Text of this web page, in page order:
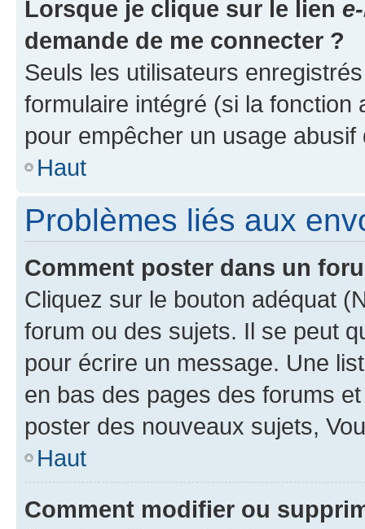
Lorsque je clique sur le lien
demande de me connecter ?
Seuls les utilisateurs
formulaire intégré (si la fonction
pour empêcher un usage
Haut
Problèmes liés aux
Comment poster dans un
Cliquez sur le bouton adéquat
forum ou des sujets. Il se peut
pour écrire un message. Une
en bas des pages des forums
poster des nouveaux sujets,
Haut
Comment modifier ou